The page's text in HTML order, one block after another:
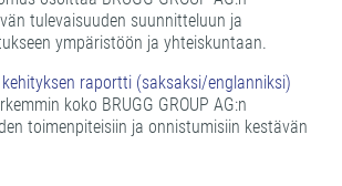
tulevaisuuden suunnitteluun ja
ympäristöön ja yhteiskuntaan.
raportti (saksaksi/englanniksi)
koko BRUGG GROUP AG:n
toimenpiteisiin ja onnistumisiin kestävän